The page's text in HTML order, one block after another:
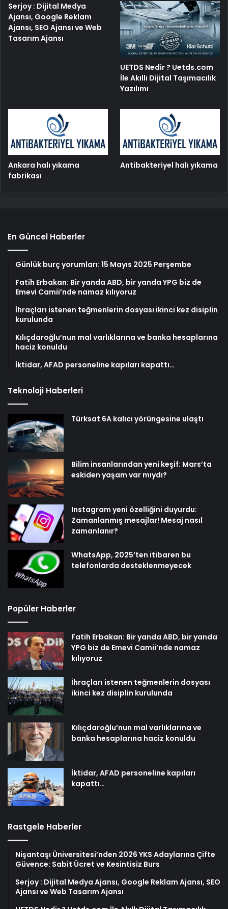
Serjoy : Dijital Medya
Ajansı, Google Reklam
Ajansı, SEO Ajansı ve Web
Tasarım Ajansı
UETDS Nedir ? Uetds.com
İle Akıllı Dijital Taşımacılık
Yazılımı
Ankara halı yıkama
fabrikası
Antibakteriyel halı yıkama
En Güncel Haberler
Günlük burç yorumları: 15 Mayıs 2025 Perşembe
Fatih Erbakan: Bir yanda ABD, bir yanda YPG biz de
Emevi Camii’nde namaz kılıyoruz
İhraçları istenen teğmenlerin dosyası ikinci kez disiplin
kurulunda
Kılıçdaroğlu’nun mal varlıklarına ve banka hesaplarına
haciz konuldu
İktidar, AFAD personeline kapıları kapattı…
Teknoloji Haberleri
Türksat 6A kalıcı yörüngesine ulaştı
Bilim insanlarından yeni keşif: Mars’ta
eskiden yaşam var mıydı?
Instagram yeni özelliğini duyurdu:
Zamanlanmış mesajlar! Mesaj nasıl
zamanlanır?
WhatsApp, 2025’ten itibaren bu
telefonlarda desteklenmeyecek
Popüler Haberler
Fatih Erbakan: Bir yanda ABD, bir yanda
YPG biz de Emevi Camii’nde namaz
kılıyoruz
İhraçları istenen teğmenlerin dosyası
ikinci kez disiplin kurulunda
Kılıçdaroğlu’nun mal varlıklarına ve
banka hesaplarına haciz konuldu
İktidar, AFAD personeline kapıları
kapattı…
Rastgele Haberler
Nişantaşı Üniversitesi’nden 2026 YKS Adaylarına Çifte
Güvence: Sabit Ücret ve Kesintisiz Burs
Serjoy : Dijital Medya Ajansı, Google Reklam Ajansı, SEO
Ajansı ve Web Tasarım Ajansı